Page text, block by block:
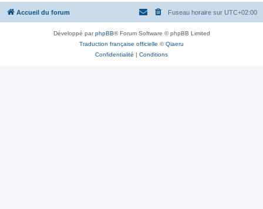
r
Accueil du forum Fuseau horaire sur UTC+02:00
Développé parphpBB® Forum Software © phpBB Limited
Traduction française officielle ©Qiaeru
Confidentialité | Conditions